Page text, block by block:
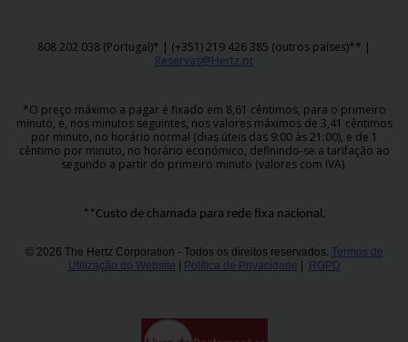
Gold+
808 202 038 (Portugal)* | (+351) 219 426 385 (outros países)** |
Reservas@Hertz.pt
*O preço máximo a pagar é fixado em 8,61 cêntimos, para o primeiro
minuto, e, nos minutos seguintes, nos valores máximos de 3,41 cêntimos
por minuto, no horário normal (dias úteis das 9:00 às 21:00), e de 1
cêntimo por minuto, no horário económico, definindo-se a tarifação ao
segundo a partir do primeiro minuto (valores com IVA).
**Custo de chamada para rede fixa nacional.
© 2026 The Hertz Corporation - Todos os direitos reservados. Termos de
Utilização do Website
Política de Privacidade RGPD